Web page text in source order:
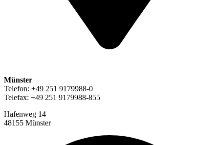
Münster
Telefon: +49 251 9179988-0
Telefax: +49 251 9179988-855
Hafenweg 14
48155 Münster